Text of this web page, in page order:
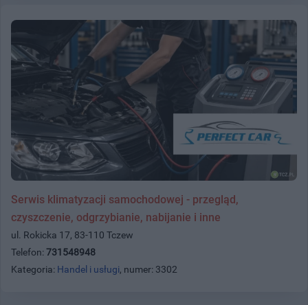
Serwis klimatyzacji samochodowej - przegląd,
czyszczenie, odgrzybianie, nabijanie i inne
ul. Rokicka 17, 83-110 Tczew
Telefon: 731548948
Kategoria: Handel i usługi, numer: 3302